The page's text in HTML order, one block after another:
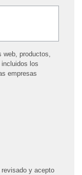
web, productos,
los
empresas
y acepto